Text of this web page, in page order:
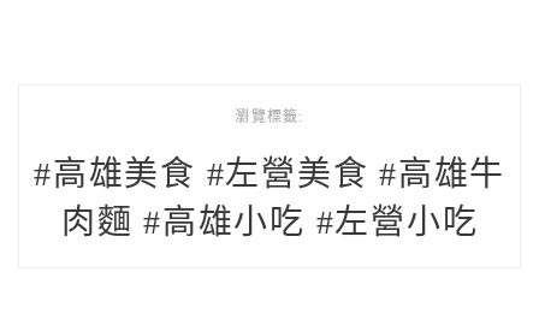
瀏覽標籤:
#高雄美食 #左營美食 #高雄牛
肉麵 #高雄小吃 #左營小吃